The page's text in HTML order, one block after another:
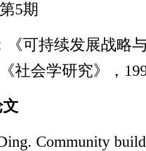
5期
《可持续发展战略
社会学研究》，
Community